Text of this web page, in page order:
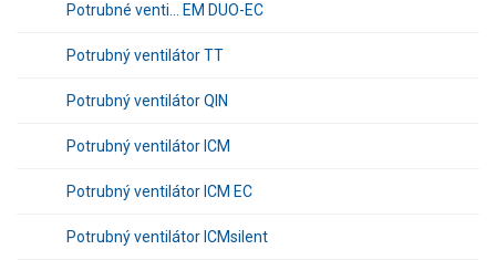
Potrubné venti... EM DUO-EC
Potrubný ventilátor TT
Potrubný ventilátor QIN
Potrubný ventilátor ICM
Potrubný ventilátor ICM EC
Potrubný ventilátor ICMsilent